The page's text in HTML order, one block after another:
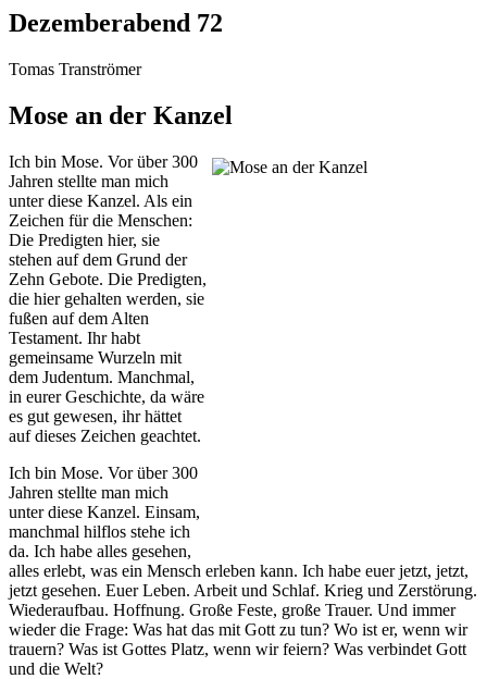
Dezemberabend 72
Tomas Tranströmer
Mose an der Kanzel
Ich bin Mose. Vor über 300
Jahren stellte man mich
unter diese Kanzel. Als ein
Zeichen für die Menschen:
Die Predigten hier, sie
stehen auf dem Grund der
Zehn Gebote. Die Predigten,
die hier gehalten werden, sie
fußen auf dem Alten
Testament. Ihr habt
gemeinsame Wurzeln mit
dem Judentum. Manchmal,
in eurer Geschichte, da wäre
es gut gewesen, ihr hättet
auf dieses Zeichen geachtet.
Ich bin Mose. Vor über 300
Jahren stellte man mich
unter diese Kanzel. Einsam,
manchmal hilflos stehe ich
da. Ich habe alles gesehen,
alles erlebt, was ein Mensch erleben kann. Ich habe euer jetzt, jetzt,
jetzt gesehen. Euer Leben. Arbeit und Schlaf. Krieg und Zerstörung.
Wiederaufbau. Hoffnung. Große Feste, große Trauer. Und immer
wieder die Frage: Was hat das mit Gott zu tun? Wo ist er, wenn wir
trauern? Was ist Gottes Platz, wenn wir feiern? Was verbindet Gott
und die Welt?